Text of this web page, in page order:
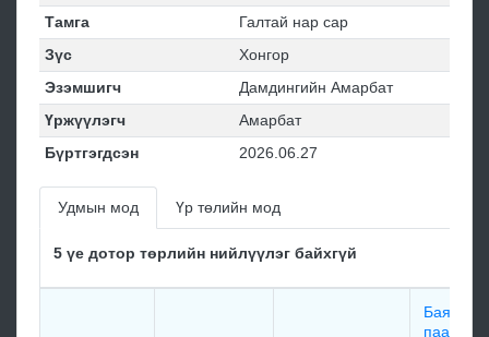
Тамга
Галтай нар сар
Зүс
Хонгор
Эзэмшигч
Дамдингийн Амарбат
Үржүүлэгч
Амарбат
Бүртгэгдсэн
2026.06.27
Удмын мод Үр төлийн мод
5 үе дотор төрлийн нийлүүлэг байхгүй
паагаа